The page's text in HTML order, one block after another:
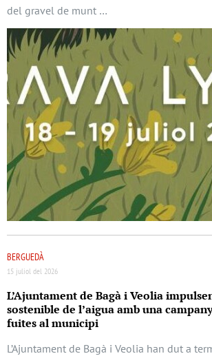
del gravel de munt …
BERGUEDÀ
15 juliol del 2026
L’Ajuntament de Bagà i Veolia
sostenible de l’aigua amb una
fuites al municipi
L’Ajuntament de Bagà i Veolia han dut a